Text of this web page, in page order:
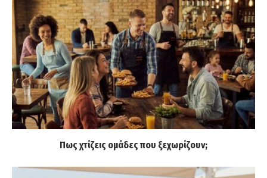
Πως χτίζεις ομάδες που ξεχωρίζουν;